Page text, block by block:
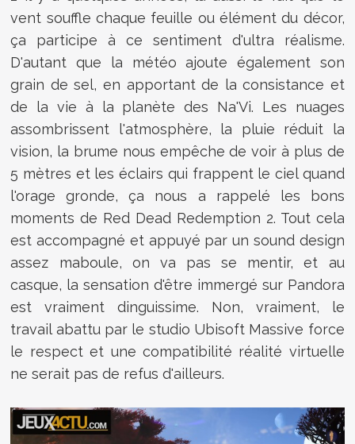
vent souffle chaque feuille ou élément du décor,
ça participe à ce sentiment d'ultra réalisme.
D'autant que la météo ajoute également son
grain de sel, en apportant de la consistance et
de la vie à la planète des Na'Vi. Les nuages
assombrissent l'atmosphère, la pluie réduit la
vision, la brume nous empêche de voir à plus de
5 mètres et les éclairs qui frappent le ciel quand
l'orage gronde, ça nous a rappelé les bons
moments de Red Dead Redemption 2. Tout cela
est accompagné et appuyé par un sound design
assez maboule, on va pas se mentir, et au
casque, la sensation d'être immergé sur Pandora
est vraiment dinguissime. Non, vraiment, le
travail abattu par le studio Ubisoft Massive force
le respect et une compatibilité réalité virtuelle
ne serait pas de refus d'ailleurs.